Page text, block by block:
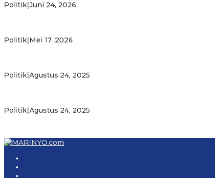
Politik Juni 24, 2026
Politik Mei 17, 2026
Politik Agustus 24, 2025
Politik Agustus 24, 2025